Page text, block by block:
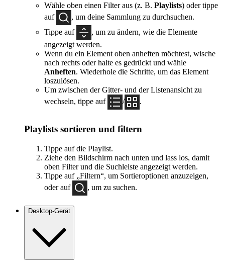
Wähle oben einen Filter aus (z. B. Playlists) oder tippe
auf
, um deine Sammlung zu durchsuchen.
Tippe auf
, um zu ändern, wie die Elemente
angezeigt werden.
Wenn du ein Element oben anheften möchtest, wische
nach rechts oder halte es gedrückt und wähle
Anheften. Wiederhole die Schritte, um das Element
loszulösen.
Um zwischen der Gitter- und der Listenansicht zu
wechseln, tippe auf
/ .
Playlists sortieren und filtern
Tippe auf die Playlist.
Ziehe den Bildschirm nach unten und lass los, damit
oben Filter und die Suchleiste angezeigt werden.
Tippe auf „Filtern“, um Sortieroptionen anzuzeigen,
oder auf
, um zu suchen.
Desktop-Gerät